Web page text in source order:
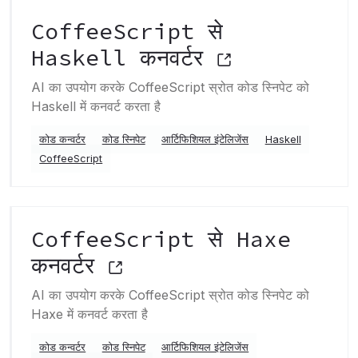
CoffeeScript से
Haskell कनवर्टर
AI का उपयोग करके CoffeeScript स्रोत कोड स्निपेट को
Haskell में कनवर्ट करता है
कोड कन्वर्टर कोड स्निपेट आर्टिफिशियल इंटेलिजेंस
Haskell
CoffeeScript
CoffeeScript से Haxe
कनवर्टर
AI का उपयोग करके CoffeeScript स्रोत कोड स्निपेट को
Haxe में कनवर्ट करता है
कोड कन्वर्टर कोड स्निपेट
आर्टिफिशियल इंटेलिजेंस